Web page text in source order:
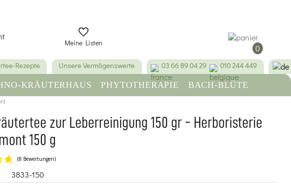
Meine Listen 0
Rezepte Unsere Vermögenswerte 03 66 89 04 29 010 244 449
KRÄUTERHAUS PHYTOTHERAPIE
BACH-BLÜTE
& WOHLBEFINDEN
zur Leberreinigung 150 gr - Herboristerie
150 g
3833-150